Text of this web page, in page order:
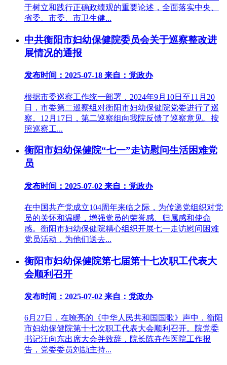
于树立和践行正确政绩观的重要论述，全面落实中央、
省委、市委、市卫生健...
中共衡阳市妇幼保健院委员会关于巡察整改进
展情况的通报
发布时间：2025-07-18 来自：党政办
根据市委巡察工作统一部署，2024年9月10日至11月20
日，市委第二巡察组对衡阳市妇幼保健院党委进行了巡
察。12月17日，第二巡察组向我院反馈了巡察意见。按
照巡察工...
衡阳市妇幼保健院“七一”走访慰问生活困难党
员
发布时间：2025-07-02 来自：党政办
在中国共产党成立104周年来临之际，为传递党组织对党
员的关怀和温暖，增强党员的荣誉感、归属感和使命
感。衡阳市妇幼保健院精心组织开展七一走访慰问困难
党员活动，为他们送去...
衡阳市妇幼保健院第七届第十七次职工代表大
会顺利召开
发布时间：2025-07-02 来自：党政办
6月27日，在嘹亮的《中华人民共和国国歌》声中，衡阳
市妇幼保健院第十七次职工代表大会顺利召开。院党委
书记汪向东出席大会并致辞，院长陈卉作医院工作报
告，党委委员刘劼主持...